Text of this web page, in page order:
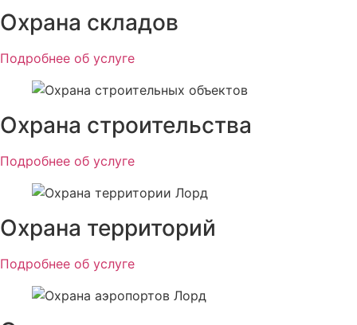
Охрана складов
Подробнее об услуге
Охрана строительства
Подробнее об услуге
Охрана территорий
Подробнее об услуге